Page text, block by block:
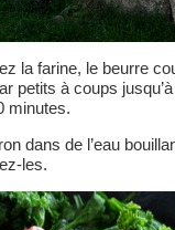
la farine, le beurre
petits à coups jusqu’à
minutes.
dans de l’eau
les.